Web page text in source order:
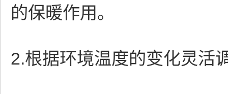
的保暖作用。
2.根据环境温度的变化灵活